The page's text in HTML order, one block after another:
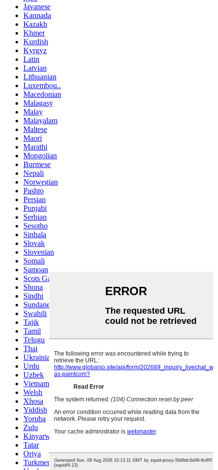
Javanese
Kannada
Kazakh
Khmer
Kurdish
Kyrgyz
Latin
Latvian
Lithuanian
Luxembou..
Macedonian
Malagasy
Malay
Malayalam
Maltese
Maori
Marathi
Mongolian
Burmese
Nepali
Norwegian
Pashto
Persian
Punjabi
Serbian
Sesotho
Sinhala
Slovak
Slovenian
Somali
Samoan
Scots Gaelic
Shona
Sindhi
Sundanese
Swahili
Tajik
Tamil
Telugu
Thai
Ukrainian
Urdu
Uzbek
Vietnamese
Welsh
Xhosa
Yiddish
Yoruba
Zulu
Kinyarwanda
Tatar
Oriya
Turkmen